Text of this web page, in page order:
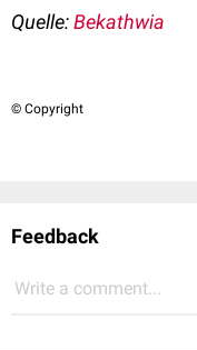
Quelle:Bekathwia
© Copyright
Feedback
Write a comment...